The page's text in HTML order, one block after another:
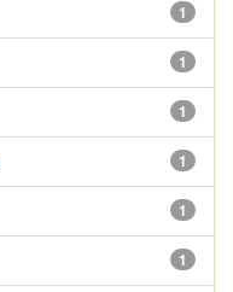
1
1
1
1
1
1